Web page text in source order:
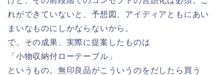
れができていないと、予想図、アイディアともにあい
まいなものにしかならないから。
で、その成果、実際に提案したものは
「小物収納付ローテーブル」
というもの。無印良品がこういうのをだしたら買う